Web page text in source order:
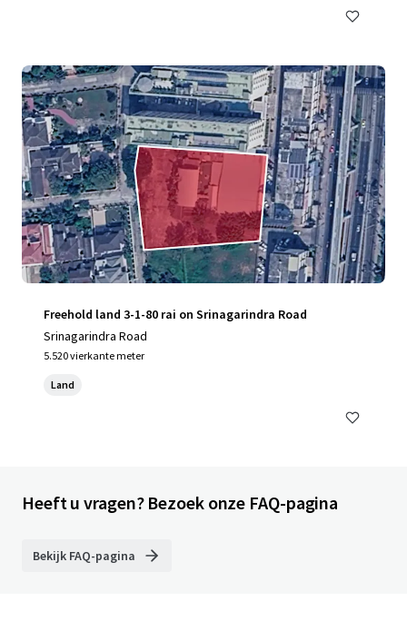
Freehold land 3-1-80 rai on Srinagarindra Road
Srinagarindra Road
5.520 vierkante meter
Land
Heeft u vragen? Bezoek onze FAQ-pagina
Bekijk FAQ-pagina